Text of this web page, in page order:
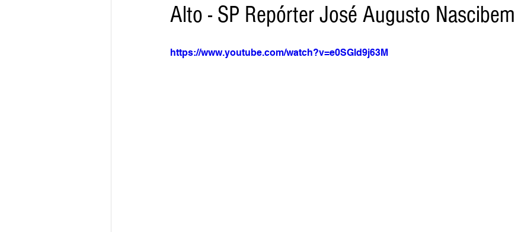
Website do Brasil News Acidente Falecimento Aniversário Serviços
Brasil Revista Net Jornal Tempo
Alto - SP Repórter José Augusto Nascibem
https://www.youtube.com/watch?v=e0SGld9j63M